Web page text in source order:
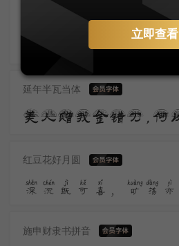
延年半瓦当体
红豆花好月圆
施申财隶书拼音
立即查看